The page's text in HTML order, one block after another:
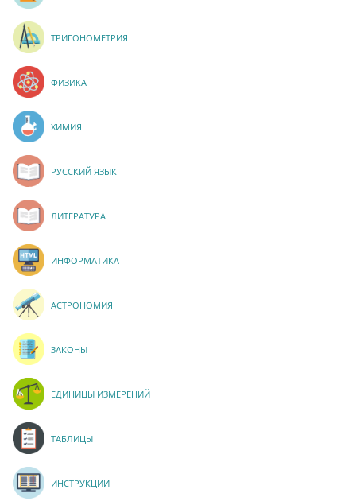
ТРИГОНОМЕТРИЯ
ФИЗИКА
ХИМИЯ
РУССКИЙ ЯЗЫК
ЛИТЕРАТУРА
ИНФОРМАТИКА
АСТРОНОМИЯ
ЗАКОНЫ
ЕДИНИЦЫ ИЗМЕРЕНИЙ
ТАБЛИЦЫ
ИНСТРУКЦИИ